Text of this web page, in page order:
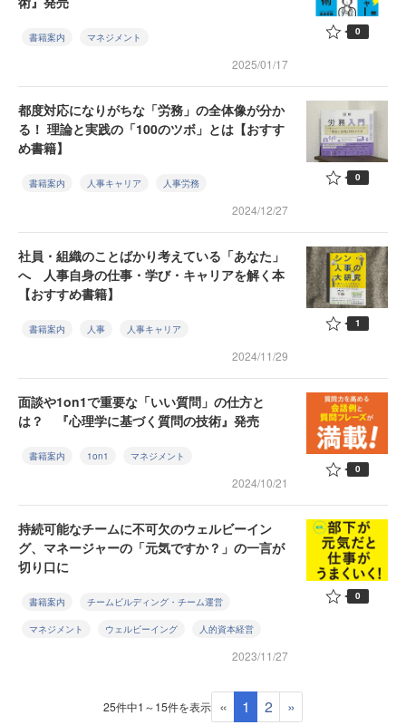
書籍案内 マネジメント
2025/01/17
0
都度対応になりがちな「労務」の全体像が分か
る！ 理論と実践の「100のツボ」とは【おすす
め書籍】
書籍案内 人事キャリア 人事労務
2024/12/27
0
社員・組織のことばかり考えている「あなた」
へ 人事自身の仕事・学び・キャリアを解く本
【おすすめ書籍】
書籍案内 人事 人事キャリア
2024/11/29
1
面談や1on1で重要な「いい質問」の仕方と
は？ 『心理学に基づく質問の技術』発売
書籍案内 1on1 マネジメント
2024/10/21
0
持続可能なチームに不可欠のウェルビーイン
グ、マネージャーの「元気ですか？」の一言が
切り口に
書籍案内 チームビルディング・チーム運営
マネジメント ウェルビーイング 人的資本経営
2023/11/27
0
25件中1～15件を表示 « 1 2 »